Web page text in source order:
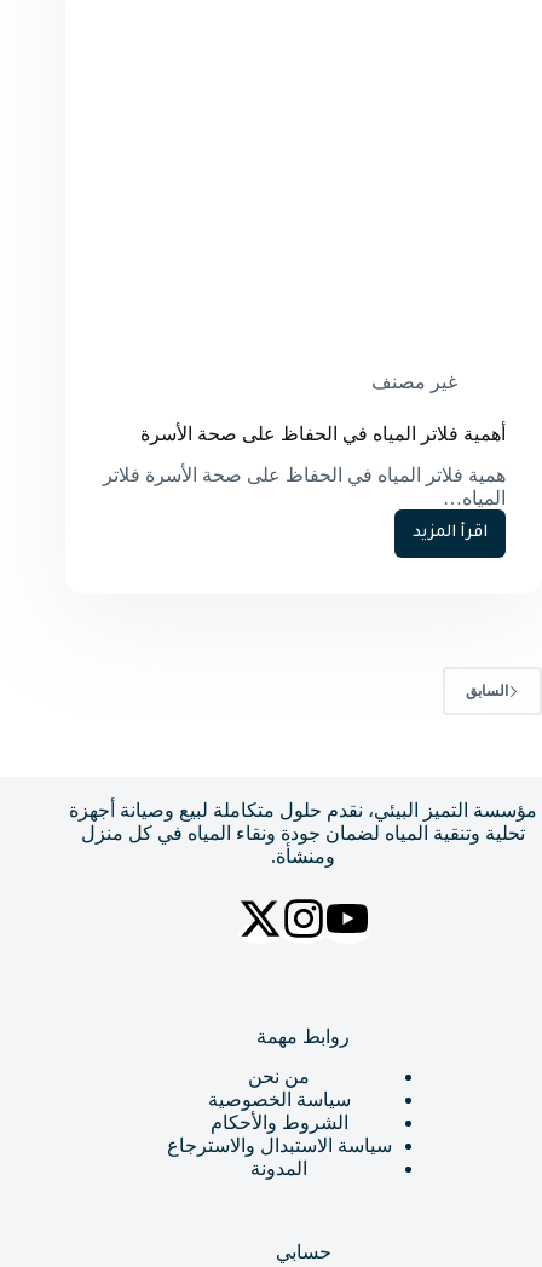
غير مصنف
أهمية فلاتر المياه في الحفاظ على صحة الأسرة
همية فلاتر المياه في الحفاظ على صحة الأسرة فلاتر
المياه…
اقرأ المزيد
أهمية
فلاتر
السابق
مؤسسة التميز البيئي، نقدم حلول متكاملة لبيع وصيانة أجهزة
تحلية وتنقية المياه لضمان جودة ونقاء المياه في كل منزل
ومنشأة.
روابط مهمة
من نحن
سياسة الخصوصية
الشروط والأحكام
سياسة الاستبدال والاسترجاع
المدونة
حسابي